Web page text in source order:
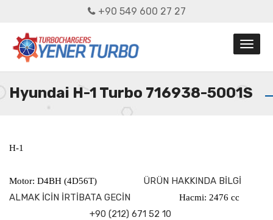
+90 549 600 27 27
Hyundai H-1 Turbo 716938-5001S
H-1
Motor: D4BH (4D56T) ÜRÜN HAKKINDA BİLGİ
ALMAK İCİN İRTİBATA GECİN
Hacmi: 2476 cc
+90 (212) 671 52 10